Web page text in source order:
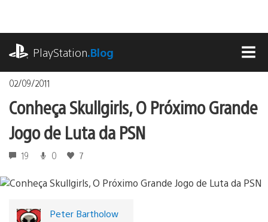
o
conteúdoPlayStation.Blog
02/09/2011
Conheça Skullgirls, O Próximo Grande
Jogo de Luta da PSN
19 0 7
Peter Bartholow